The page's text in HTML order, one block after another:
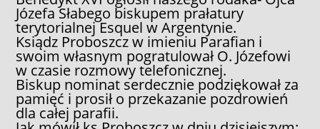
Józefa Słabego biskupem prałatury
terytorialnej Esquel w Argentynie.
Ksiądz Proboszcz w imieniu Parafian i
swoim własnym pogratulował O. Józefowi
w czasie rozmowy telefonicznej.
Biskup nominat serdecznie podziękował za
pamięć i prosił o przekazanie pozdrowień
dla całej parafii.